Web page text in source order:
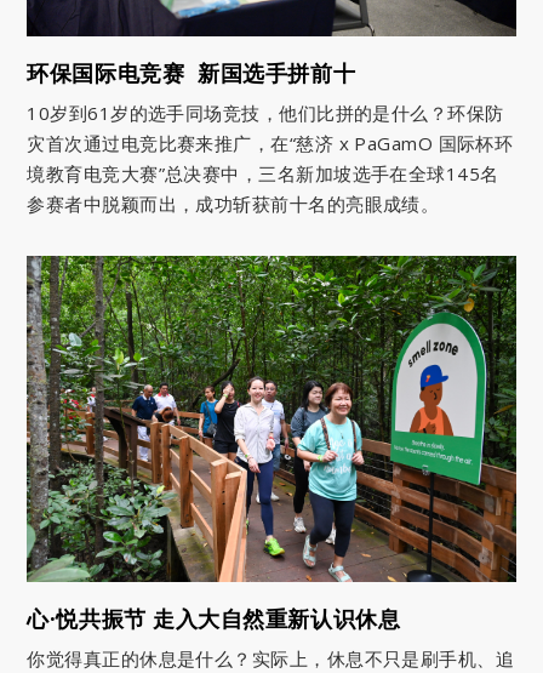
环保国际电竞赛 新国选手拼前十
10岁到61岁的选手同场竞技，他们比拼的是什么？环保防
灾首次通过电竞比赛来推广，在“慈济 x PaGamO 国际杯环
境教育电竞大赛”总决赛中，三名新加坡选手在全球145名
参赛者中脱颖而出，成功斩获前十名的亮眼成绩。
心·悦共振节 走入大自然重新认识休息
你觉得真正的休息是什么？实际上，休息不只是刷手机、追